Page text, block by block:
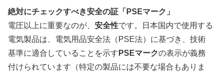
絶対にチェックすべき安全の証「PSEマーク」
電圧以上に重要なのが、 安全性です。日本国内で使用する
電気製品は、電気用品安全法（PSE法）に基づき、技術
基準に適合していることを示す PSEマークの表示が義務
付けられています（特定の製品には不要な場合もありま